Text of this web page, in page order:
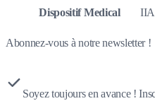
Dispositif Medical
IIA
Abonnez-vous à notre newsletter !
Soyez toujours en avance !